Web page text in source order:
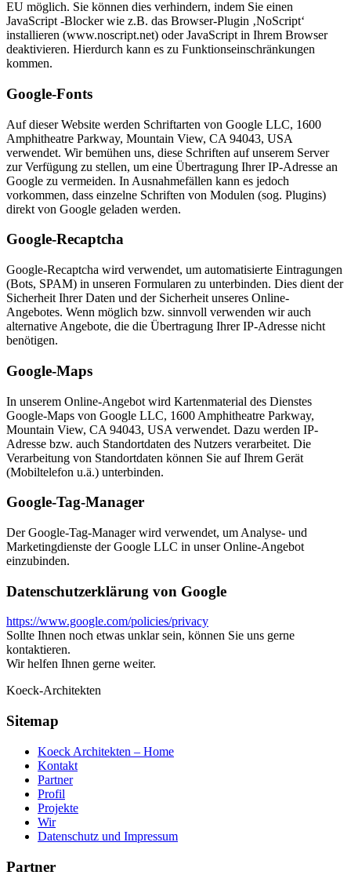
EU möglich. Sie können dies verhindern, indem Sie einen
JavaScript -Blocker wie z.B. das Browser-Plugin ‚NoScript‘
installieren (www.noscript.net) oder JavaScript in Ihrem Browser
deaktivieren. Hierdurch kann es zu Funktionseinschränkungen
kommen.
Google-Fonts
Auf dieser Website werden Schriftarten von Google LLC, 1600
Amphitheatre Parkway, Mountain View, CA 94043, USA
verwendet. Wir bemühen uns, diese Schriften auf unserem Server
zur Verfügung zu stellen, um eine Übertragung Ihrer IP-Adresse an
Google zu vermeiden. In Ausnahmefällen kann es jedoch
vorkommen, dass einzelne Schriften von Modulen (sog. Plugins)
direkt von Google geladen werden.
Google-Recaptcha
Google-Recaptcha wird verwendet, um automatisierte Eintragungen
(Bots, SPAM) in unseren Formularen zu unterbinden. Dies dient der
Sicherheit Ihrer Daten und der Sicherheit unseres Online-
Angebotes. Wenn möglich bzw. sinnvoll verwenden wir auch
alternative Angebote, die die Übertragung Ihrer IP-Adresse nicht
benötigen.
Google-Maps
In unserem Online-Angebot wird Kartenmaterial des Dienstes
Google-Maps von Google LLC, 1600 Amphitheatre Parkway,
Mountain View, CA 94043, USA verwendet. Dazu werden IP-
Adresse bzw. auch Standortdaten des Nutzers verarbeitet. Die
Verarbeitung von Standortdaten können Sie auf Ihrem Gerät
(Mobiltelefon u.ä.) unterbinden.
Google-Tag-Manager
Der Google-Tag-Manager wird verwendet, um Analyse- und
Marketingdienste der Google LLC in unser Online-Angebot
einzubinden.
Datenschutzerklärung von Google
https://www.google.com/policies/privacy
Sollte Ihnen noch etwas unklar sein, können Sie uns gerne
kontaktieren.
Wir helfen Ihnen gerne weiter.
Koeck-Architekten
Sitemap
Koeck Architekten – Home
Kontakt
Partner
Profil
Projekte
Wir
Datenschutz und Impressum
Partner